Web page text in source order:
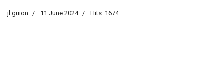
jl guion 11 June 2024 Hits: 1674